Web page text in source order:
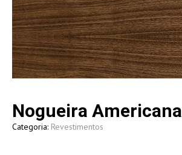
Nogueira Americana
Categoria: Revestimentos